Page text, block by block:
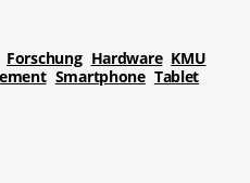
Forschung Hardware KMU
Smartphone Tablet